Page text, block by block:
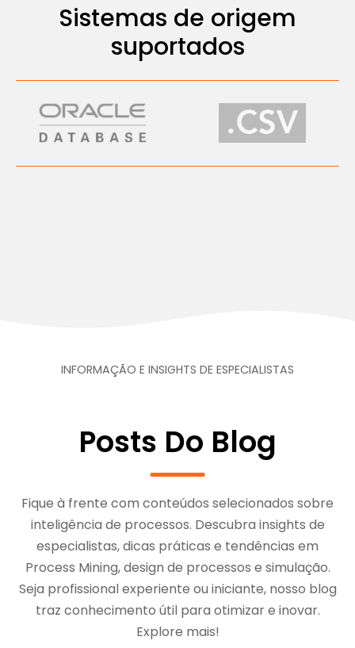
Sistemas de origem
suportados
INFORMAÇÃO E INSIGHTS DE ESPECIALISTAS
Posts Do Blog
Fique à frente com conteúdos selecionados sobre
inteligência de processos. Descubra insights de
especialistas, dicas práticas e tendências em
Process Mining, design de processos e simulação.
Seja profissional experiente ou iniciante, nosso blog
traz conhecimento útil para otimizar e inovar.
Explore mais!